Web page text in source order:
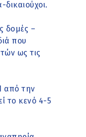
δομές –
που
ως τις
από την
το κενό 4-5